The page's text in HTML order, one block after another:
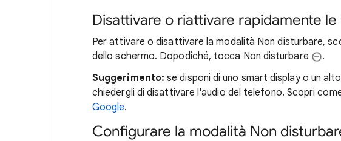
Disattivare o riattivare rapidamente
Per attivare o disattivare la modalità Non disturbare,
dello schermo. Dopodiché, tocca Non disturbare
.
Suggerimento: se disponi di uno smart display o un
chiedergli di disattivare l'audio del telefono. Scopri
Google.
Configurare la modalità Non